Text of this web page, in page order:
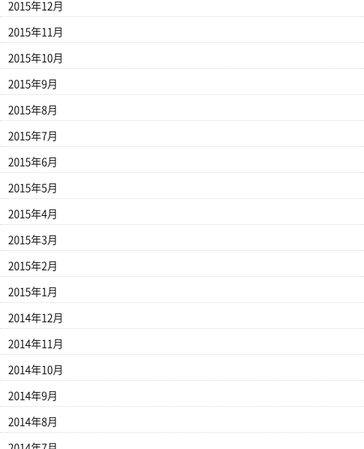
2015年12月
2015年11月
2015年10月
2015年9月
2015年8月
2015年7月
2015年6月
2015年5月
2015年4月
2015年3月
2015年2月
2015年1月
2014年12月
2014年11月
2014年10月
2014年9月
2014年8月